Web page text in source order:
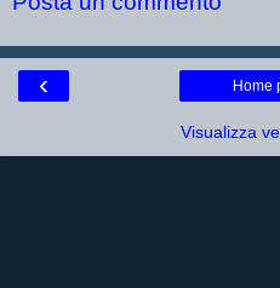
‹ Home
Visualizza